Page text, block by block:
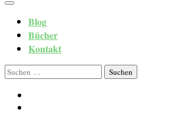
Blog
Bücher
Kontakt
Suchen
nach: